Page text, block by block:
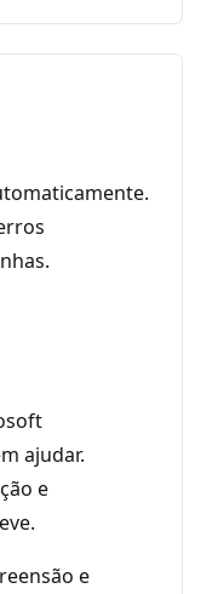
ajudar.
e
e